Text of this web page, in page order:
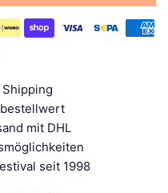
mit DHL
seit 1998